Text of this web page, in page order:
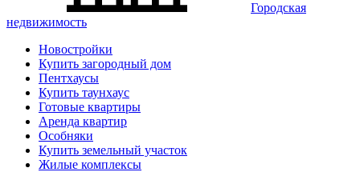
Городская
недвижимость
Новостройки
Купить загородный дом
Пентхаусы
Купить таунхаус
Готовые квартиры
Аренда квартир
Особняки
Купить земельный участок
Жилые комплексы